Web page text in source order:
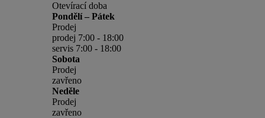
Otevírací doba
Pondělí – Pátek
Prodej
prodej 7:00 - 18:00
servis 7:00 - 18:00
Sobota
Prodej
zavřeno
Neděle
Prodej
zavřeno